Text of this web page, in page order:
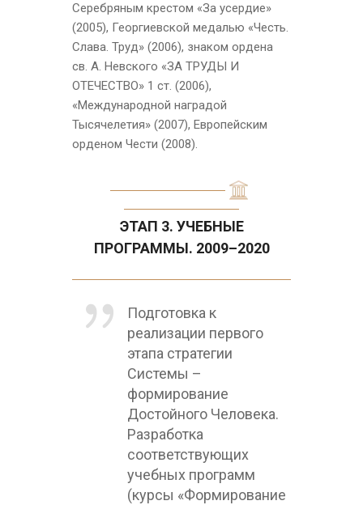
Серебряным крестом «За усердие»
(2005), Георгиевской медалью «Честь.
Слава. Труд» (2006), знаком ордена
св. А. Невского «ЗА ТРУДЫ И
ОТЕЧЕСТВО» 1 ст. (2006),
«Международной наградой
Тысячелетия» (2007), Европейским
орденом Чести (2008).
ЭТАП 3. УЧЕБНЫЕ
ПРОГРАММЫ. 2009–2020
Подготовка к
реализации первого
этапа стратегии
Системы –
формирование
Достойного Человека.
Разработка
соответствующих
учебных программ
(курсы «Формирование